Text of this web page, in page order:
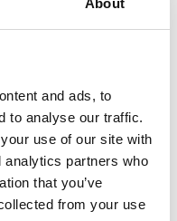
and ads, to
to analyse our traffic.
use of our site with
analytics partners who
that you’ve
from your use
handlingsplan